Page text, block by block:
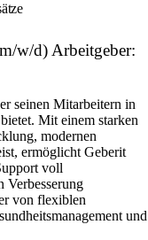
w/d) Arbeitgeber:
seinen Mitarbeitern in
Mit einem starken
modernen
ermöglicht Geberit
voll
Verbesserung
von flexiblen
und